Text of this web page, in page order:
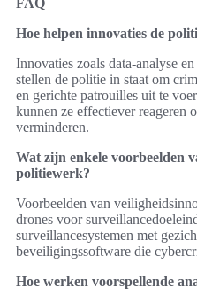
FAQ
Hoe helpen innovaties de
Innovaties zoals data-analyse
stellen de politie in staat om
en gerichte patrouilles uit te
kunnen ze effectiever reageren
verminderen.
Wat zijn enkele voorbeelden
politiewerk?
Voorbeelden van
drones voor
surveillancesystemen met
beveiligingssoftware die
Hoe werken voorspellende